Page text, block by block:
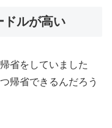
ドルが高い
省をしていました
帰省できるんだろう